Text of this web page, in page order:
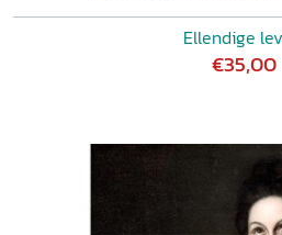
Ellendige
€35,00